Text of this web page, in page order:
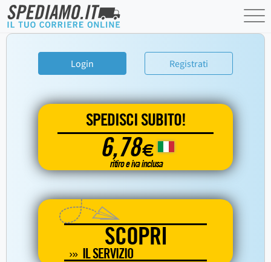
Login Registrati
SPEDISCI SUBITO!
6,78€
ritiro e iva inclusa
SCOPRI
IL SERVIZIO